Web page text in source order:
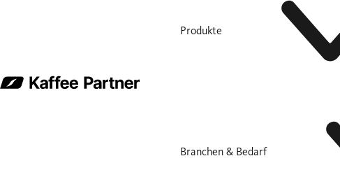
Produkte
Branchen & Bedarf